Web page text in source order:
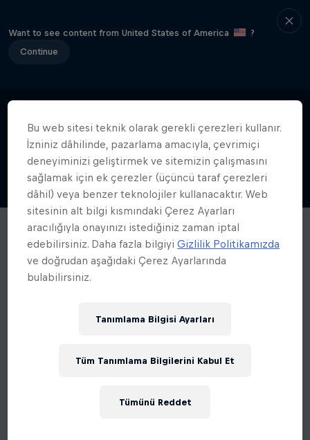
Want to see content from United States of America
?
Continue
Bu web sitesi teknik olarak gerekli çerezleri kullanır.
İzniniz dâhilinde, pazarlama amacıyla, çevrimiçi
deneyiminizi geliştirmek ve sitemizin çalışmasını
sağlamak için ek çerezler (üçüncü taraf çerezleri
dâhil) veya benzer teknolojiler kullanacaktır. Web
sitesinin alt bilgi kısmındaki Çerez Ayarları
aracılığıyla onayınızı istediğiniz zaman iptal
edebilirsiniz. Daha fazla bilgiyiGizlilik Politikamızda
ve doğrudan aşağıdaki Çerez Ayarlarında
bulabilirsiniz.
Tanımlama Bilgisi Ayarları
Tümünü Reddet
Tüm Tanımlama Bilgilerini Kabul Et